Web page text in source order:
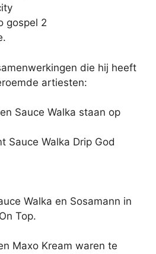
gospel 2
die hij heeft
artiesten:
Sauce Walka staan op
Sauce Walka Drip God
Walka en Sosamann in
Top.
Maxo Kream waren te